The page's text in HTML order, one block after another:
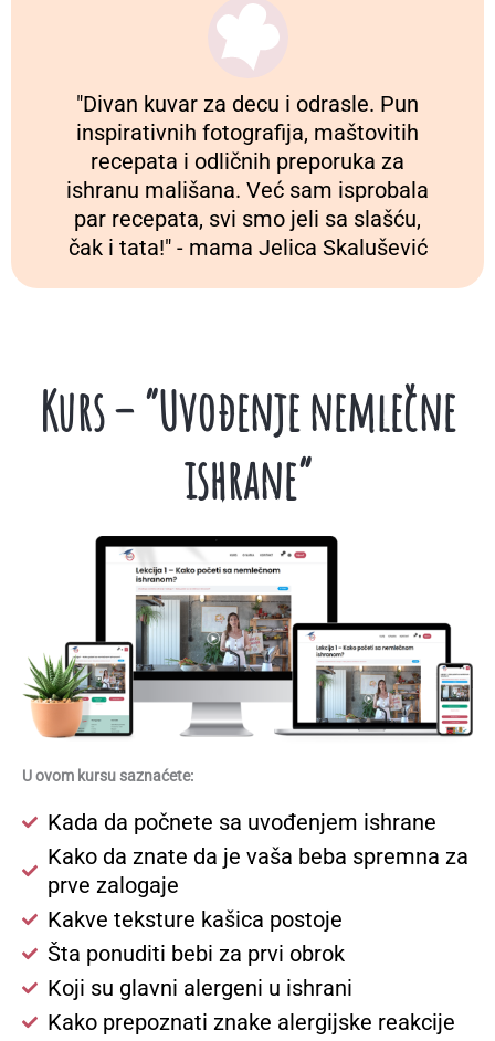
"Divan kuvar za decu i odrasle. Pun
inspirativnih fotografija, maštovitih
recepata i odličnih preporuka za
ishranu mališana. Već sam isprobala
par recepata, svi smo jeli sa slašću,
čak i tata!" - mama Jelica Skalušević
Kurs – “Uvođenje nemlečne
ishrane”
U ovom kursu saznaćete:
Kada da počnete sa uvođenjem ishrane
Kako da znate da je vaša beba spremna za
prve zalogaje
Kakve teksture kašica postoje
Šta ponuditi bebi za prvi obrok
Koji su glavni alergeni u ishrani
Kako prepoznati znake alergijske reakcije